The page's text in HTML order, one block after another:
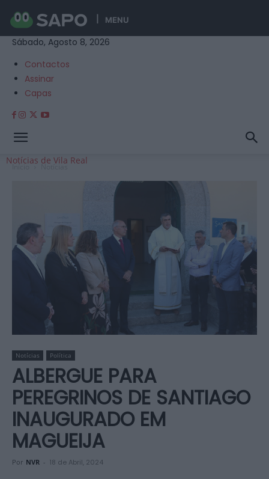
MENU
Sábado, Agosto 8, 2026
Contactos
Assinar
Capas
Notícias de Vila Real
Início Notícias
Notícias Política
ALBERGUE PARA
PEREGRINOS DE SANTIAGO
INAUGURADO EM
MAGUEIJA
Por NVR - 18 de Abril, 2024